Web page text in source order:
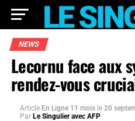
NEWS
Lecornu face aux
rendez-vous
Article En Ligne 11 mois le 20
Par Le Singulier avec AFP